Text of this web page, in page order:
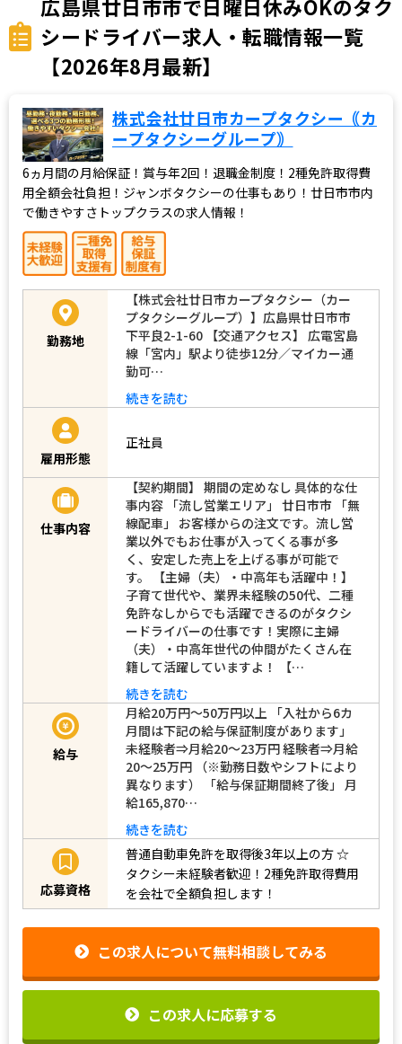
広島県廿日市市で日曜日休みOKのタク
シードライバー求人・転職情報一覧
【2026年8月最新】
株式会社廿日市カープタクシー｟カ
ープタクシーグループ｠
6ヵ月間の月給保証！賞与年2回！退職金制度！2種免許取得費
用全額会社負担！ジャンボタクシーの仕事もあり！廿日市市内
で働きやすさトップクラスの求人情報！
勤務地
【株式会社廿日市カープタクシー（カー
プタクシーグループ）】広島県廿日市市
下平良2-1-60 【交通アクセス】 広電宮島
線「宮内」駅より徒歩12分／マイカー通
勤可…
続きを読む
雇用形態
正社員
仕事内容
【契約期間】 期間の定めなし 具体的な仕
事内容 「流し営業エリア」 廿日市市 「無
線配車」 お客様からの注文です。流し営
業以外でもお仕事が入ってくる事が多
く、安定した売上を上げる事が可能で
す。 【主婦（夫）・中高年も活躍中！】
子育て世代や、業界未経験の50代、二種
免許なしからでも活躍できるのがタクシ
ードライバーの仕事です！実際に主婦
（夫）・中高年世代の仲間がたくさん在
籍して活躍していますよ！ 【…
続きを読む
給与
月給20万円～50万円以上 「入社から6カ
月間は下記の給与保証制度があります」
未経験者⇒月給20～23万円 経験者⇒月給
20～25万円 （※勤務日数やシフトにより
異なります） 「給与保証期間終了後」 月
給165,870…
続きを読む
応募資格
普通自動車免許を取得後3年以上の方☆
タクシー未経験者歓迎！2種免許取得費用
を会社で全額負担します！
この求人について無料相談してみる
この求人に応募する